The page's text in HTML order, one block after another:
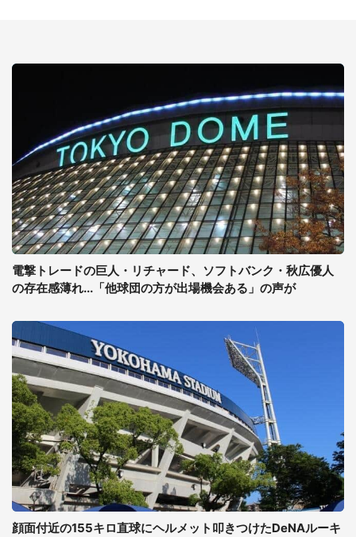
電撃トレードの巨人・リチャード、ソフトバンク・秋広優人
の存在感薄れ...「他球団の方が出場機会ある」の声が
顔面付近の155キロ直球にヘルメット叩きつけたDeNAルーキ